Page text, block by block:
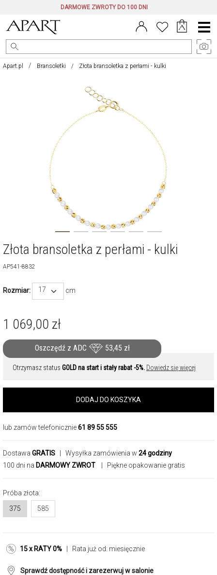
DARMOWE ZWROTY DO 100 DNI
Menu
główne
Apart.pl Bransoletki Złota bransoletka z perłami - kulki
Złota bransoletka z perłami - kulki
AP541-8832
Rozmiar: 17 cm
1 069,00 zł
Oszczędź z ADC 53,45 zł
Otrzymasz status GOLD na start i stały rabat -5%. Dowiedz się więcej
DODAJ DO KOSZYKA
lub zamów telefonicznie61 89 55 555
Dostawa GRATIS | Wysyłka zamówienia w 24 godziny
100 dni na DARMOWY ZWROT | Piękne opakowanie gratis
Próba złota:
375
585
15 x RATY 0% | Rata już od: miesięcznie
Sprawdź dostępność i zarezerwuj w salonie